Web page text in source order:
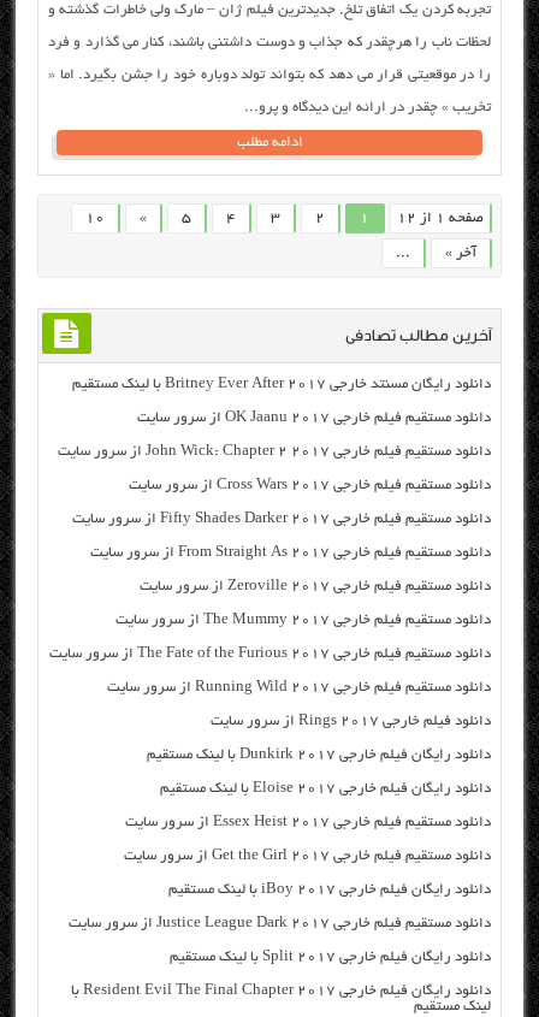
تجربه کردن یک اتفاق تلخ. جدیدترین فیلم ژان – مارک ولی خاطرات گذشته و
لحظات ناب را هرچقدر که جذاب و دوست داشتنی باشند، کنار می گذارد و فرد
را در موقعیتی قرار می دهد که بتواند تولد دوباره خود را جشن بگیرد. اما «
تخریب » چقدر در ارائه این دیدگاه و پرو...
ادامه مطلب
صفحه 1 از 12 1
2
3
4
5
»
10
... آخر »
آخرین مطالب تصادفی
دانلود رایگان مسنتد خارجی Britney Ever After 2017 با لینک مستقیم
دانلود مستقیم فیلم خارجی OK Jaanu 2017 از سرور سایت
دانلود مستقیم فیلم خارجی John Wick: Chapter 2 2017 از سرور سایت
دانلود مستقیم فیلم خارجی Cross Wars 2017 از سرور سایت
دانلود مستقیم فیلم خارجی Fifty Shades Darker 2017 از سرور سایت
دانلود مستقیم فیلم خارجی From Straight As 2017 از سرور سایت
دانلود مستقیم فیلم خارجی Zeroville 2017 از سرور سایت
دانلود مستقیم فیلم خارجی The Mummy 2017 از سرور سایت
دانلود مستقیم فیلم خارجی The Fate of the Furious 2017 از سرور سایت
دانلود مستقیم فیلم خارجی Running Wild 2017 از سرور سایت
دانلود فیلم خارجی Rings 2017 از سرور سایت
دانلود رایگان فیلم خارجی Dunkirk 2017 با لینک مستقیم
دانلود رایگان فیلم خارجی Eloise 2017 با لینک مستقیم
دانلود مستقیم فیلم خارجی Essex Heist 2017 از سرور سایت
دانلود مستقیم فیلم خارجی Get the Girl 2017 از سرور سایت
دانلود رایگان فیلم خارجی iBoy 2017 با لینک مستقیم
دانلود مستقیم فیلم خارجی Justice League Dark 2017 از سرور سایت
دانلود رایگان فیلم خارجی Split 2017 با لینک مستقیم
دانلود رایگان فیلم خارجی Resident Evil The Final Chapter 2017 با
لینک مستقیم